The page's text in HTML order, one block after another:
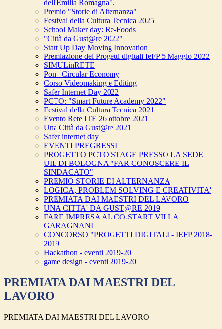
dell'Emilia Romagna".
Premio "Storie di Alternanza"
Festival della Cultura Tecnica 2025
School Maker day: Re-Foods
"Città da Gust@re 2022"
Start Up Day Moving Innovation
Premiazione dei Progetti digitali IeFP 5 Maggio 2022
SIMULinRETE
Pon_ Circular Economy
Corso Videomaking e Editing
Safer Internet Day 2022
PCTO: "Smart Future Academy 2022"
Festival della Cultura Tecnica 2021
Evento Rete ITE 26 ottobre 2021
Una Città da Gust@re 2021
Safer internet day
EVENTI PREGRESSI
PROGETTO PCTO STAGE PRESSO LA SEDE
UIL DI BOLOGNA "FAR CONOSCERE IL
SINDACATO"
PREMIO STORIE DI ALTERNANZA
LOGICA, PROBLEM SOLVING E CREATIVITA'
PREMIATA DAI MAESTRI DEL LAVORO
UNA CITTA' DA GUST@RE 2019
FARE IMPRESA AL CO-START VILLA
GARAGNANI
CONCORSO "PROGETTI DIGITALI - IEFP 2018-
2019
Hackathon - eventi 2019-20
game design - eventi 2019-20
PREMIATA DAI MAESTRI DEL
LAVORO
PREMIATA DAI MAESTRI DEL LAVORO